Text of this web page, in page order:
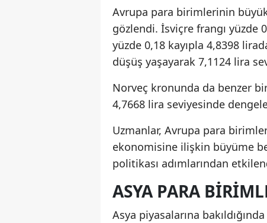
Avrupa para birimlerinin
gözlendi. İsviçre frangı yüzde
yüzde 0,18 kayıpla 4,8398
düşüş yaşayarak 7,1124 lira
Norveç kronunda da benzer
4,7668 lira seviyesinde
Uzmanlar, Avrupa para
ekonomisine ilişkin büyüme
politikası adımlarından
ASYA PARA
Asya piyasalarına